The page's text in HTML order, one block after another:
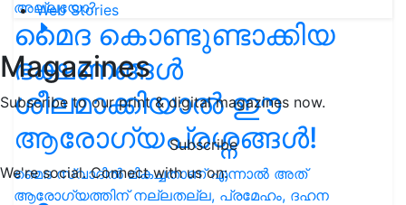
Web Stories
Magazines
Subscribe to our print & digital magazines now.
Subscribe
We're social. Connect with us on:
മൈദ കൊണ്ടുണ്ടാക്കിയ
ഭക്ഷണങ്ങൾ
ശീലമാക്കിയാൽ ഈ
ആരോഗ്യപ്രശ്നങ്ങൾ!
മൈദ സ്വാദിൽ മികച്ചതാണ് എന്നാൽ അത്
ആരോഗ്യത്തിന് നല്ലതല്ല, പ്രമേഹം, ദഹന